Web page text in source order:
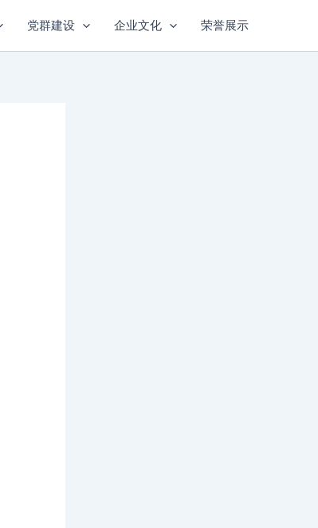
党群建设 企业文化 荣誉展示